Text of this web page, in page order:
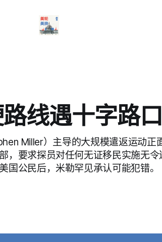
线遇十字路口
Miller）主导的大规模遣返运动正
，要求探员对任何无证移民实施无
国公民后，米勒罕见承认可能犯错。